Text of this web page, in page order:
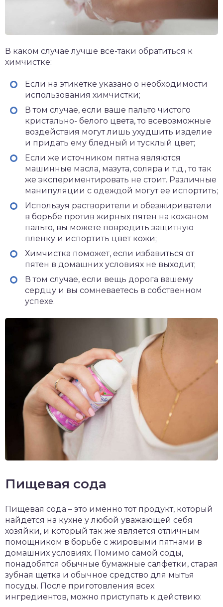
В каком случае лучше все-таки обратиться к
химчистке:
Если на этикетке указано о необходимости
использования химчистки;
В том случае, если ваше пальто чистого
кристально- белого цвета, то всевозможные
воздействия могут лишь ухудшить изделие
и придать ему бледный и тусклый цвет;
Если же источником пятна являются
машинные масла, мазута, соляра и т.д., то так
же экспериментировать не стоит. Различные
манипуляции с одеждой могут ее испортить;
Используя растворители и обезжириватели
в борьбе против жирных пятен на кожаном
пальто, вы можете повредить защитную
пленку и испортить цвет кожи;
Химчистка поможет, если избавиться от
пятен в домашних условиях не выходит;
В том случае, если вещь дорога вашему
сердцу и вы сомневаетесь в собственном
успехе.
Пищевая сода
Пищевая сода – это именно тот продукт, который
найдется на кухне у любой уважающей себя
хозяйки, и который так же является отличным
помощником в борьбе с жировыми пятнами в
домашних условиях. Помимо самой соды,
понадобятся обычные бумажные салфетки, старая
зубная щетка и обычное средство для мытья
посуды. После приготовления всех
ингредиентов, можно приступать к действию: